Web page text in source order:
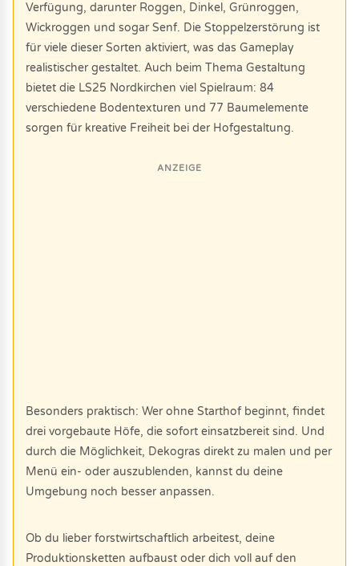
Verfügung, darunter Roggen, Dinkel, Grünroggen,
Wickroggen und sogar Senf. Die Stoppelzerstörung ist
für viele dieser Sorten aktiviert, was das Gameplay
realistischer gestaltet. Auch beim Thema Gestaltung
bietet die LS25 Nordkirchen viel Spielraum: 84
verschiedene Bodentexturen und 77 Baumelemente
sorgen für kreative Freiheit bei der Hofgestaltung.
ANZEIGE
Besonders praktisch: Wer ohne Starthof beginnt, findet
drei vorgebaute Höfe, die sofort einsatzbereit sind. Und
durch die Möglichkeit, Dekogras direkt zu malen und per
Menü ein- oder auszublenden, kannst du deine
Umgebung noch besser anpassen.
Ob du lieber forstwirtschaftlich arbeitest, deine
Produktionsketten aufbaust oder dich voll auf den